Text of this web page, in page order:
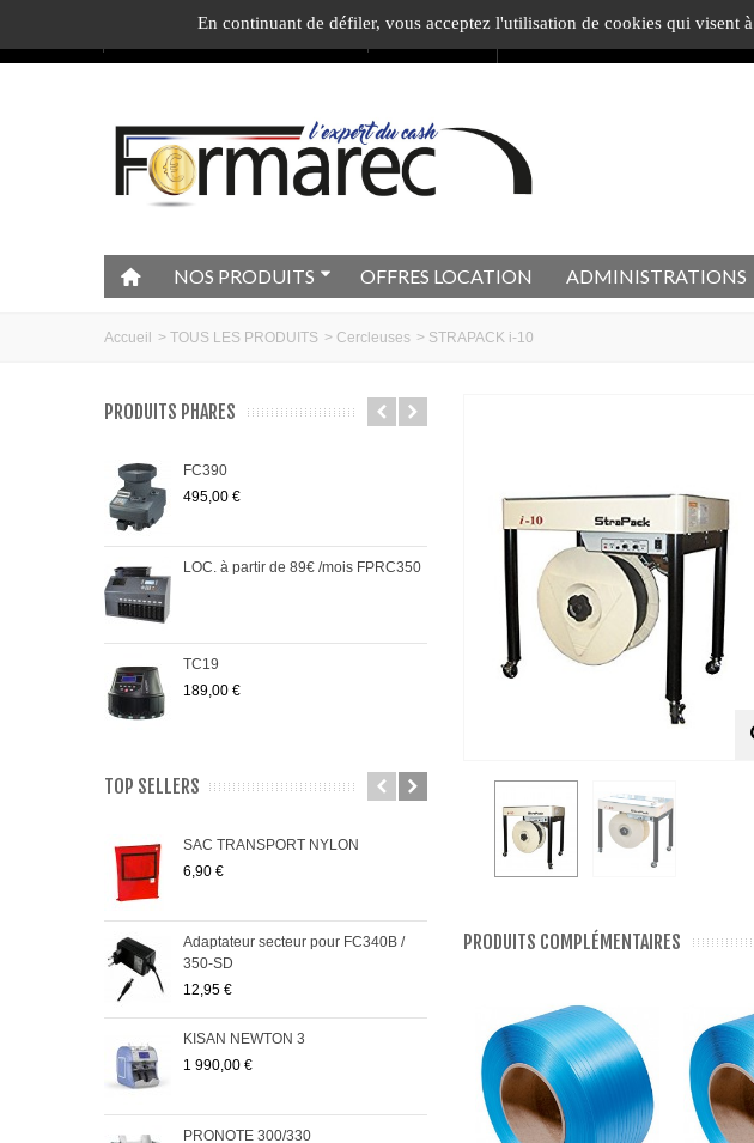
Appelez-nous au :04.74.40.79.95 Ecrivez-nous 1commande= 1cadeau.En savoir
NOS PRODUITS OFFRES LOCATION ADMINISTRATIONS
Accueil > TOUS LES PRODUITS > Cercleuses > STRAPACK i-10
PRODUITS PHARES
FC390
495,00 €
LOC. à partir de 89€ /mois FPRC350
TC19
189,00 €
TOP SELLERS
SAC TRANSPORT NYLON
6,90 €
Adaptateur secteur pour FC340B /
350-SD
12,95 €
KISAN NEWTON 3
1 990,00 €
PRONOTE 300/330
PRONOTE 130
485,00 €
FC5X
Pack "Discount 4"
299,00 €
Pack "Discount 2"
PRODUITS COMPLÉMENTAIRES
En continuant de défiler, vous acceptez l'utilisation de cookies qui visent